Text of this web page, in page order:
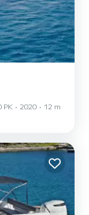
PK 2020 12 m